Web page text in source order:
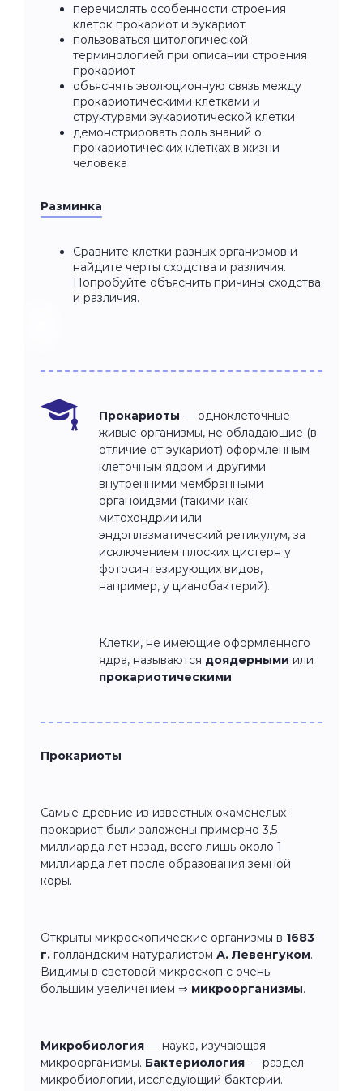
перечислять особенности строения
клеток прокариот и эукариот
пользоваться цитологической
терминологией при описании строения
прокариот
объяснять эволюционную связь между
прокариотическими клетками и
структурами эукариотической клетки
демонстрировать роль знаний о
прокариотических клетках в жизни
человека
Разминка
Сравните клетки разных организмов и
найдите черты сходства и различия.
Попробуйте объяснить причины сходства
и различия.
Прокариоты — одноклеточные
живые организмы, не обладающие (в
отличие от эукариот) оформленным
клеточным ядром и другими
внутренними мембранными
органоидами (такими как
митохондрии или
эндоплазматический ретикулум, за
исключением плоских цистерн у
фотосинтезирующих видов,
например, у цианобактерий).
Клетки, не имеющие оформленного
ядра, называются доядерными или
прокариотическими.
Прокариоты
Самые древние из известных окаменелых
прокариот были заложены примерно 3,5
миллиарда лет назад, всего лишь около 1
миллиарда лет после образования земной
коры.
Открыты микроскопические организмы в 1683
г. голландским натуралистом А. Левенгуком.
Видимы в световой микроскоп с очень
большим увеличением ⇒ микроорганизмы.
Микробиология — наука, изучающая
микроорганизмы. Бактериология — раздел
микробиологии, исследующий бактерии.